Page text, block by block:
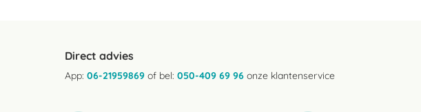
Direct advies
App: 06-21959869 of bel: 050-409 69 96 onze klantenservice